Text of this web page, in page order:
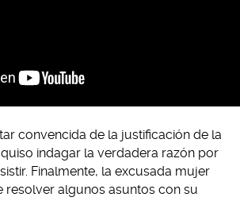
convencida de la justificación de la
indagar la verdadera razón por
Finalmente, la excusada mujer
resolver algunos asuntos con su